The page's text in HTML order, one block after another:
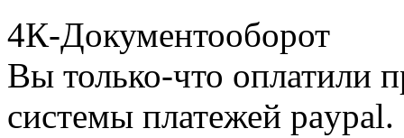
4К-Документооборот
Вы только-что
системы платежей